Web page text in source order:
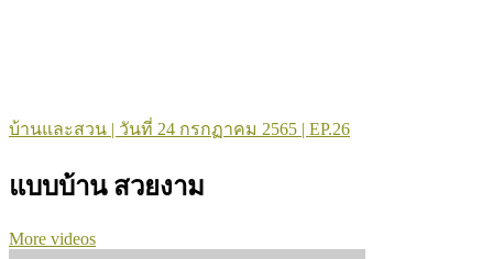
บ้านและสวน | วันที่ 24 กรกฏาคม 2565 | EP.26
แบบบ้าน สวยงาม
More videos